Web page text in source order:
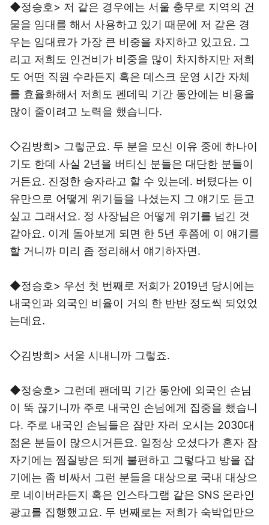
◆정승호> 저 같은 경우에는 서울 충무로 지역의 건
물을 임대를 해서 사용하고 있기 때문에 저 같은 경
우는 임대료가 가장 큰 비중을 차지하고 있고요. 그
리고 저희도 인건비가 비중을 많이 차지하지만 저희
도 어떤 직원 수라든지 혹은 데스크 운영 시간 자체
를 효율화해서 저희도 펜데믹 기간 동안에는 비용을
많이 줄이려고 노력을 했습니다.
◇김방희> 그렇군요. 두 분을 모신 이유 중에 하나이
기도 한데 사실 2년을 버티신 분들은 대단한 분들이
거든요. 진정한 승자라고 할 수 있는데. 버텼다는 이
유만으로 어떻게 위기들을 나셨는지 그 얘기도 듣고
싶고 그래서요. 정 사장님은 어떻게 위기를 넘긴 것
같아요. 이게 돌아보게 되면 한 5년 후쯤에 이 얘기를
할 거니까 미리 좀 정리해서 얘기하자면.
◆정승호> 우선 첫 번째로 저희가 2019년 당시에는
내국인과 외국인 비율이 거의 한 반반 정도씩 되었었
는데요.
◇김방희> 서울 시내니까 그렇죠.
◆정승호> 그런데 팬데믹 기간 동안에 외국인 손님
이 뚝 끊기니까 주로 내국인 손님에게 집중을 했습니
다. 주로 내국인 손님들은 잠만 자러 오시는 2030대
젊은 분들이 많으시거든요. 일정상 오셨다가 혼자 잠
자기에는 찜질방은 되게 불편하고 그렇다고 방을 잡
기에는 좀 비싸서 그런 분들을 대상으로 국내 대상으
로 네이버라든지 혹은 인스타그램 같은 SNS 온라인
광고를 집행했고요. 두 번째로는 저희가 숙박업만으